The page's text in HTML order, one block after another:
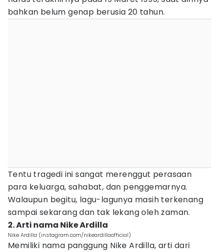
bahkan belum genap berusia 20 tahun.
Tentu tragedi ini sangat merenggut perasaan
para keluarga, sahabat, dan penggemarnya.
Walaupun begitu, lagu-lagunya masih terkenang
sampai sekarang dan tak lekang oleh zaman.
2. Arti nama Nike Ardilla
Nike Ardilla (instagram.com/nikeardillaofficial)
Memiliki nama panggung Nike Ardilla, arti dari